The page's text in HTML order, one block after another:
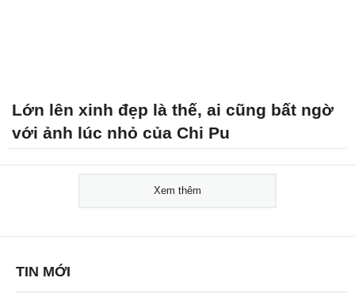
Lớn lên xinh đẹp là thế, ai cũng bất ngờ
với ảnh lúc nhỏ của Chi Pu
Xem thêm
TIN MỚI